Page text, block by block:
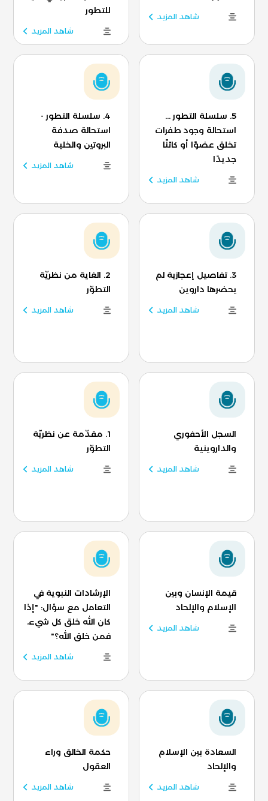
شاهد المزيد
للتطور
شاهد المزيد
5. سلسلة التطور ...
استحالة وجود طفرات
تخلق عضوًا أو كائنًا
جديدًا
شاهد المزيد
4. سلسلة التطور -
استحالة صدفة
البروتين والخلية
شاهد المزيد
3. تفاصيل إعجازية لم
يحضرها داروين
شاهد المزيد
2. الغاية من نظريّة
التطوّر
شاهد المزيد
السجل الأحفوري
والداروينية
شاهد المزيد
1. مقدّمة عن نظريّة
التطوّر
شاهد المزيد
قيمة الإنسان وبين
الإسلام والإلحاد
شاهد المزيد
الإرشادات النبوية في
التعامل مع سؤال: "إذا
كان الله خلق كل شيء،
فمن خلق الله؟"
شاهد المزيد
السعادة بين الإسلام
والإلحاد
شاهد المزيد
حكمة الخالق وراء
العقول
شاهد المزيد